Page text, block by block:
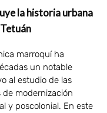
la historia urbana
marroquí ha
un notable
al estudio de las
modernización
y poscolonial. En este